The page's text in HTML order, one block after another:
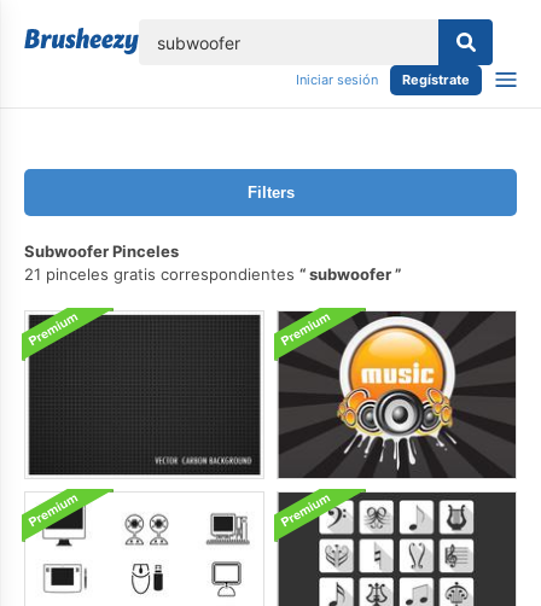
Iniciar sesión Regístrate
Filters
Subwoofer Pinceles
21 pinceles gratis correspondientes
subwoofer